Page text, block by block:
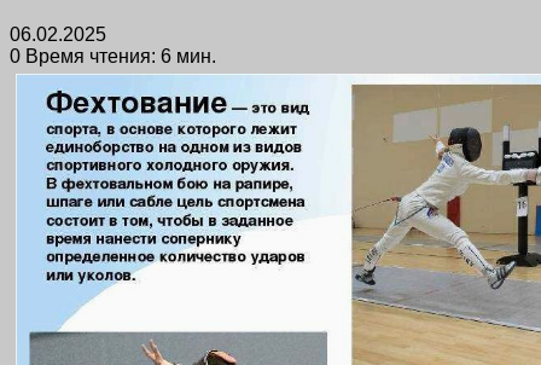
06.02.2025
0 Время чтения: 6 мин.